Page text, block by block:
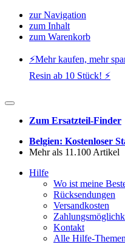
zur Navigation
zum Inhalt
zum Warenkorb
⚡️Mehr kaufen, mehr
Resin ab 10 Stück! ⚡️
Zum Ersatzteil-Finder
Belgien: Kostenloser
Mehr als 11.100 Artikel
Hilfe
Wo ist meine
Rücksendungen
Versandkosten
Kontakt
Alle Hilfe-Themen